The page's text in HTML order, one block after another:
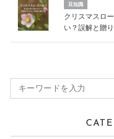
豆知識
クリスマスロ
い？誤解と贈